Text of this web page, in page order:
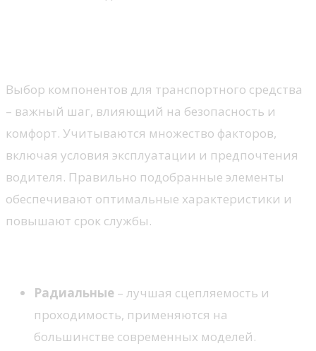
Выбор компонентов для транспортного средства
– важный шаг, влияющий на безопасность и
комфорт. Учитываются множество факторов,
включая условия эксплуатации и предпочтения
водителя. Правильно подобранные элементы
обеспечивают оптимальные характеристики и
повышают срок службы.
Радиальные – лучшая сцепляемость и
проходимость, применяются на
большинстве современных моделей.